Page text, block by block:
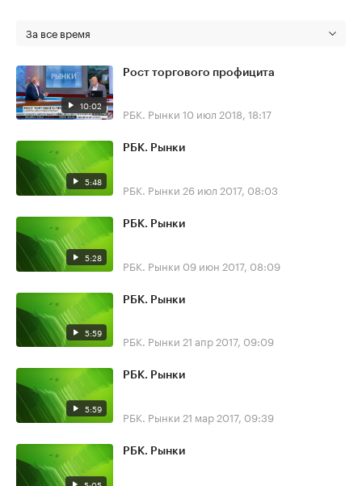
За все время
10:02
Рост торгового профицита
РБК. Рынки 10 июл 2018, 18:17
5:48
РБК. Рынки
РБК. Рынки 26 июл 2017, 08:03
5:28
РБК. Рынки
РБК. Рынки 09 июн 2017, 08:09
5:59
РБК. Рынки
РБК. Рынки 21 апр 2017, 09:09
5:59
РБК. Рынки
РБК. Рынки 21 мар 2017, 09:39
РБК. Рынки